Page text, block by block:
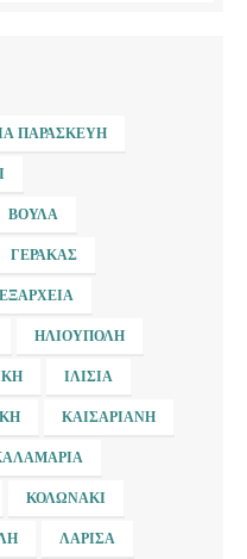
ΠΑΡΑΣΚΕΥΉ
ΒΟΎΛΑ
ΓΈΡΑΚΑΣ
ΕΞΆΡΧΕΙΑ
ΗΛΙΟΎΠΟΛΗ
ΙΛΊΣΙΑ
ΚΑΙΣΑΡΙΑΝΉ
ΚΟΛΩΝΆΚΙ
ΛΆΡΙΣΑ